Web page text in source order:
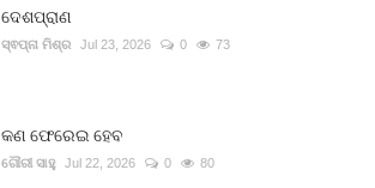
ଦେଶପ୍ରାଣ
ସ୍ଵପ୍ନା ମିଶ୍ର Jul 23, 2026 0 73
କଣ ଫେରେଇ ହେବ
ଗୌରୀ ସାହୁ Jul 22, 2026 0 80